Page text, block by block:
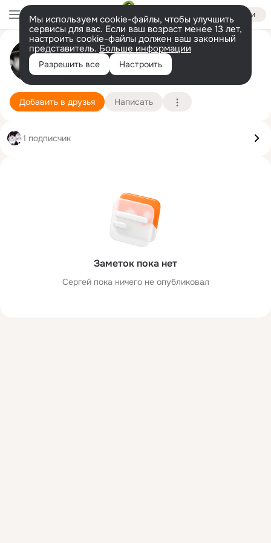
Войти
Мы используем cookie-файлы, чтобы улучшить
сервисы для вас. Если ваш возраст менее 13 лет,
настроить cookie-файлы должен ваш законный
представитель. Больше информации
Разрешить все Настроить
Сергей МММММ
1 января Подробнее
Добавить в друзья Написать
Заметок пока нет
Сергей пока ничего не опубликовал
1 подписчик